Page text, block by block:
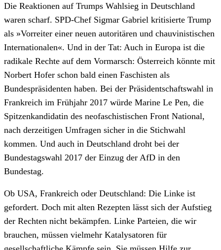
Die Reaktionen auf Trumps Wahlsieg in Deutschland
waren scharf. SPD-Chef Sigmar Gabriel kritisierte Trump
als »Vorreiter einer neuen autoritären und chauvinistischen
Internationalen«. Und in der Tat: Auch in Europa ist die
radikale Rechte auf dem Vormarsch: Österreich könnte mit
Norbert Hofer schon bald einen Faschisten als
Bundespräsidenten haben. Bei der Präsidentschaftswahl in
Frankreich im Frühjahr 2017 würde Marine Le Pen, die
Spitzenkandidatin des neofaschistischen Front National,
nach derzeitigen Umfragen sicher in die Stichwahl
kommen. Und auch in Deutschland droht bei der
Bundestagswahl 2017 der Einzug der AfD in den
Bundestag.
Ob USA, Frankreich oder Deutschland: Die Linke ist
gefordert. Doch mit alten Rezepten lässt sich der Aufstieg
der Rechten nicht bekämpfen. Linke Parteien, die wir
brauchen, müssen vielmehr Katalysatoren für